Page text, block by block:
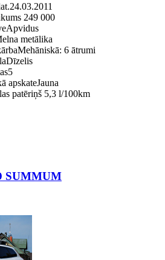
24.03.2011
249 000
Apvidus
metālika
Mehāniskā: 6 ātrumi
Dīzelis
5
apskateJauna
patēriņš 5,3 l/100km
SUMMUM